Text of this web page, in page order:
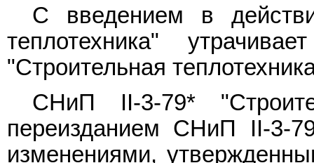
С введением в
теплотехника"
"Строительная
СНиП II-3-79*
переизданием СНиП II-3-
изменениями,